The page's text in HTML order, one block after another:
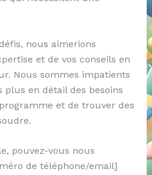
nous aimerions
et de vos conseils en
Nous sommes impatients
plus en détail des besoins
et de trouver des
pouvez-vous nous
de téléphone/email]